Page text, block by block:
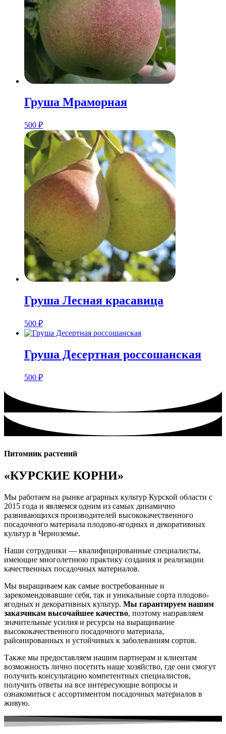
Груша Мраморная
500 ₽
Груша Лесная красавица
500 ₽
Груша Десертная россошанская
500 ₽
Питомник растений
«КУРСКИЕ КОРНИ»
Мы работаем на рынке аграрных культур Курской области с
2015 года и являемся одним из самых динамично
развивающихся производителей высококачественного
посадочного материала плодово-ягодных и декоративных
культур в Черноземье.
Наши сотрудники — квалифицированные специалисты,
имеющие многолетнюю практику создания и реализации
качественных посадочных материалов.
Мы выращиваем как самые востребованные и
зарекомендовавшие себя, так и уникальные сорта плодово-
ягодных и декоративных культур. Мы гарантируем нашим
заказчикам высочайшее качество, поэтому направляем
значительные усилия и ресурсы на выращивание
высококачественного посадочного материала,
районированных и устойчивых к заболеваниям сортов.
Также мы предоставляем нашим партнерам и клиентам
возможность лично посетить наше хозяйство, где они смогут
получить консультацию компетентных специалистов,
получить ответы на все интересующие вопросы и
ознакомиться с ассортиментом посадочных материалов в
живую.